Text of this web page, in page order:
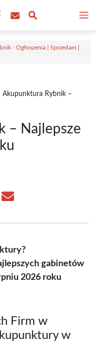
- Ogłoszenia | Sprzedam |
Akupunktura Rybnik –
– Najlepsze
Share
gabinetów
2026 roku
Firm w
w